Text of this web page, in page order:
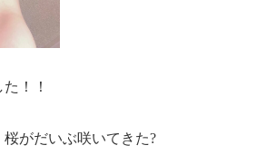
！！
がだいぶ咲いてきた?